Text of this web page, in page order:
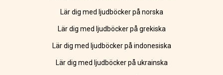
Lär dig med ljudböcker på norska
Lär dig med ljudböcker på grekiska
Lär dig med ljudböcker på indonesiska
Lär dig med ljudböcker på ukrainska